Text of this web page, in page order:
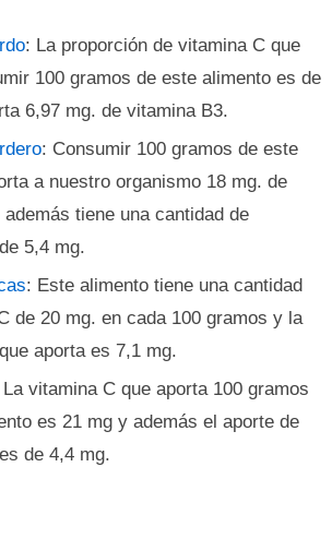
: La proporción de vitamina C que
100 gramos de este alimento es de
6,97 mg. de vitamina B3.
: Consumir 100 gramos de este
a nuestro organismo 18 mg. de
tiene una cantidad de
5,4 mg.
: Este alimento tiene una cantidad
de 20 mg. en cada 100 gramos y la
aporta es 7,1 mg.
La vitamina C que aporta 100 gramos
es 21 mg y además el aporte de
de 4,4 mg.